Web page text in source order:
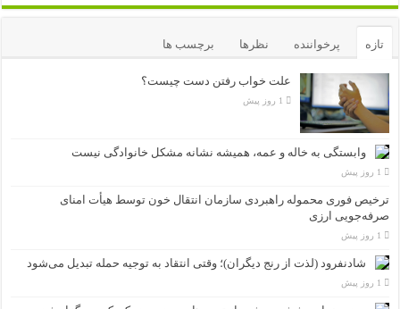
تازه پرخواننده نظرها برچسب ها
علت خواب رفتن دست چیست؟
1 روز پیش
وابستگی به خاله و عمه، همیشه نشانه مشکل خانوادگی نیست
1 روز پیش
ترخیص فوری محموله راهبردی سازمان انتقال خون توسط هیأت امنای
صرفه‌جویی ارزی
1 روز پیش
شادنفرود (لذت از رنج دیگران)؛ وقتی انتقاد به توجیه حمله تبدیل می‌شود
1 روز پیش